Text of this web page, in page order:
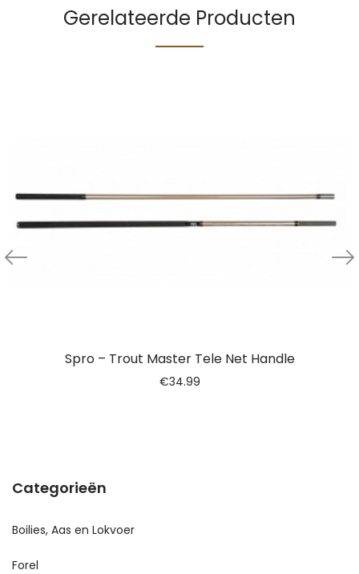
Gerelateerde Producten
Spro – Trout Master Tele Net Handle
€34.99
Categorieën
Boilies, Aas en Lokvoer
Forel